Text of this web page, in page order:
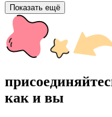
Показать ещё
как и вы